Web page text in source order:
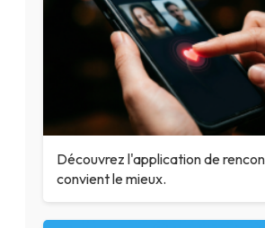
Découvrez l'application de
convient le mieux.